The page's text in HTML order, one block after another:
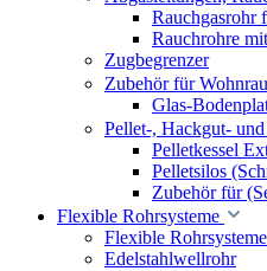
Rauchgasrohr
Rauchrohre
Zugbegrenzer
Zubehör für
Glas-
Pellet-, Hackgut-
Pelletkessel
Pelletsilos
Zubehör für
Flexible Rohrsysteme
Flexible
Edelstahlwellrohr